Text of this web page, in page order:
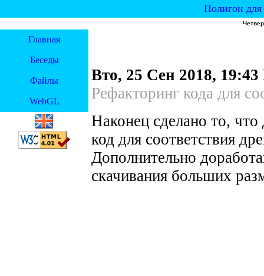
Полигон для
Главная
Беседы
Файлы
WebGL
Вто, 25 Сен 2018,
Рефакторинг кода для
Наконец сделано то,
код для соответствия
Дополнительно
скачивания больших